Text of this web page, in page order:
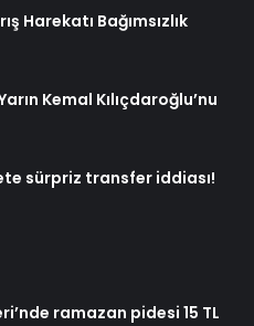
Harekatı Bağımsızlık
Kemal Kılıçdaroğlu’nu
sürpriz transfer iddiası!
ramazan pidesi 15 TL